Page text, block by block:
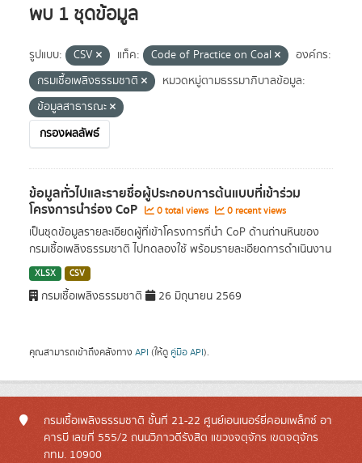
พบ 1 ชุดข้อมูล
รูปแบบ: CSV แท็ค: Code of Practice on Coal
องค์กร:
กรมเชื้อเพลิงธรรมชาติ
หมวดหมู่ตามธรรมาภิบาลข้อมูล:
ข้อมูลสาธารณะ
กรองผลลัพธ์
ข้อมูลทั่วไปและรายชื่อผู้ประกอบการต้นแบบที่เข้าร่วม
โครงการนำร่อง CoP 0 total views 0 recent views
เป็นชุดข้อมูลรายละเอียดผู้ที่เข้าโครงการที่นำ CoP ด้านถ่านหินของ
กรมเชื้อเพลิงธรรมชาติ ไปทดลองใช้ พร้อมรายละเอียดการดำเนินงาน
XLSX CSV
กรมเชื้อเพลิงธรรมชาติ 26 มิถุนายน 2569
คุณสามารถเข้าถึงคลังทาง API (ให้ดู คู่มือ API).
กรมเชื้อเพลิงธรรมชาติ ชั้นที่ 21-22 ศูนย์เอนเนอร์ยี่คอมเพล็กซ์ อา
คารบี เลขที่ 555/2 ถนนวิภาวดีรังสิต แขวงจตุจักร เขตจตุจักร
กทม. 10900